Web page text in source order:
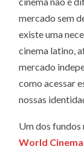
mercado sem
existe uma
cinema latino,
mercado
como acessar
nossas
Um dos
World Cinema